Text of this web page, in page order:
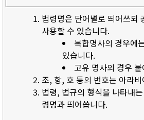
법령명은 단어별로 띄어쓰되
사용할 수 있습니다.
복합명사의 경우에
있습니다.
고유 명사의 경우
조, 항, 호 등의 번호는 아라
법령, 법규의 형식을 나타내
령명과 띄어씁니다.